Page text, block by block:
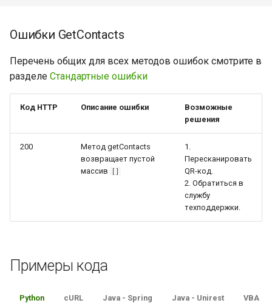
Ошибки GetContacts
Перечень общих для всех методов ошибок смотрите в
разделе Стандартные ошибки
Код HTTP Описание ошибки
Возможные
решения
200
Метод getContacts
возвращает пустой
массив
[]
1.
Пересканировать
QR-код.
2. Обратиться в
службу
техподдержки.
Примеры кода
Python cURL Java - Spring Java - Unirest VBA